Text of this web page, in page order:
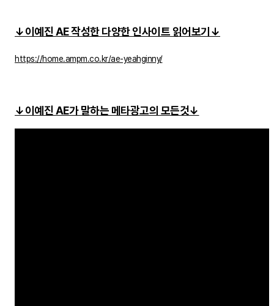
↓이예진 AE 작성한 다양한 인사이트 읽어보기↓
https://home.ampm.co.kr/ae-yeahginny/
↓이예진 AE가 말하는 메타광고의 모든것↓